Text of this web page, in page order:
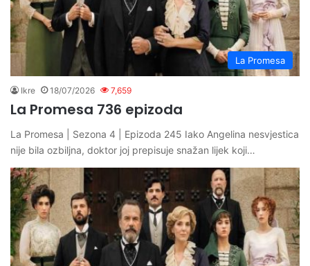
La Promesa
Ikre 18/07/2026 7,659
La Promesa 736 epizoda
La Promesa | Sezona 4 | Epizoda 245 Iako Angelina nesvjestica
nije bila ozbiljna, doktor joj prepisuje snažan lijek koji…